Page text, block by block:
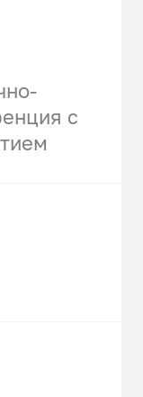
с